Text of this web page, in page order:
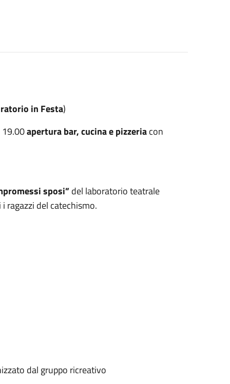
in Festa)
19.00apertura bar, cucina e pizzeriacon
sposi”del laboratorio teatrale
ragazzi del catechismo.
dal gruppo ricreativo